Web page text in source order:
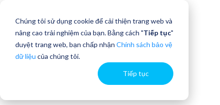
Chúng tôi sử dụng cookie để cải thiện trang web và
nâng cao trải nghiệm của bạn. Bằng cách "Tiếp tục"
duyệt trang web, bạn chấp nhận Chính sách bảo vệ
dữ liệu của chúng tôi.
Tiếp tục